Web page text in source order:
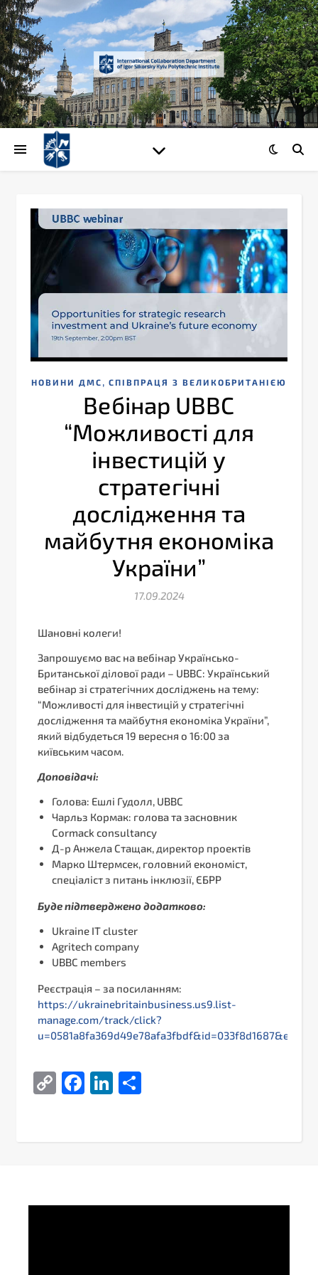
НОВИНИ ДМС , СПІВПРАЦЯ З ВЕЛИКОБРИТАНІЄЮ
Вебінар UBBC
“Можливості для
інвестицій у
стратегічні
дослідження та
майбутня економіка
України”
17.09.2024
Шановні колеги!
Запрошуємо вас на вебінар Українсько-
Британської ділової ради – UBBC: Український
вебінар зі стратегічних досліджень на тему:
“Можливості для інвестицій у стратегічні
дослідження та майбутня економіка України”,
який відбудеться 19 вересня о 16:00 за
київським часом.
Доповідачі:
Голова: Ешлі Гудолл, UBBC
Чарльз Кормак: голова та засновник
Cormack consultancy
Д-р Анжела Стащак, директор проектів
Марко Штермсек, головний економіст,
спеціаліст з питань інклюзії, ЄБРР
Буде підтверджено додатково:
Ukraine IT cluster
Agritech company
UBBC members
Реєстрація – за посиланням:
https://ukrainebritainbusiness.us9.list-
manage.com/track/click?
CopyFacebook
LinkedIn